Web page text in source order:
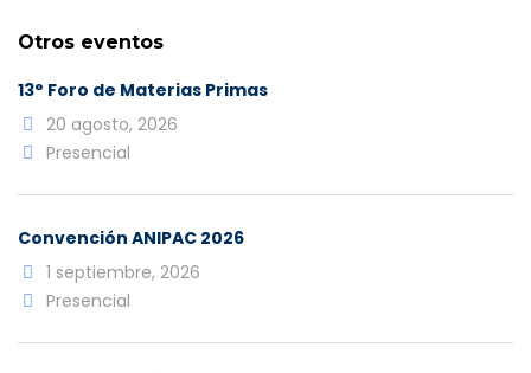
Otros eventos
13° Foro de Materias Primas
20 agosto, 2026
Presencial
Convención ANIPAC 2026
1 septiembre, 2026
Presencial